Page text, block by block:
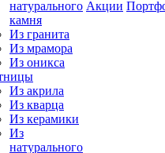
натурального
камня
Из гранита
Из мрамора
Из оникса
Из акрила
Из кварца
Из керамики
Из
натурального
Акции